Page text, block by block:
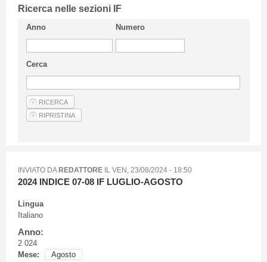
CIFI in breve
Linee Guida
Privacy Policy
Articoli
Ricerca nelle sezioni IF
Anno Numero
Cerca
INVIATO DAREDATTOREIL VEN, 23/08/2024 - 18:50
2024 INDICE 07-08 IF LUGLIO-AGOSTO
Lingua
Italiano
Anno:
2 024
Mese:
Agosto